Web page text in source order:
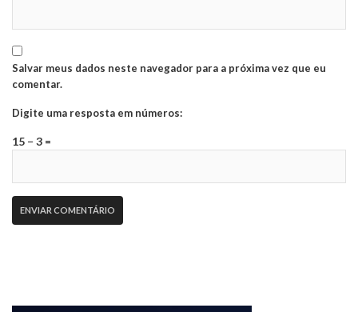
Salvar meus dados neste navegador para a próxima vez que eu
comentar.
Digite uma resposta em números:
15 − 3 =